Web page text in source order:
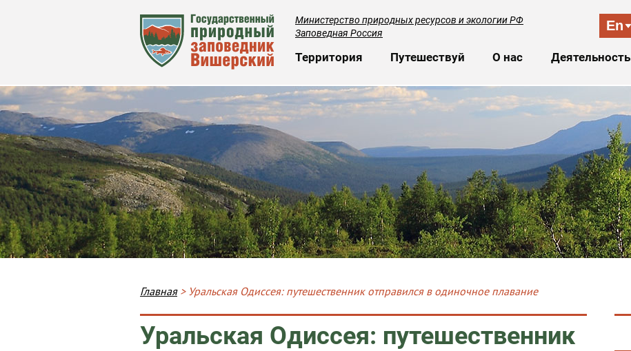
Министерство природных ресурсов и экологии РФ
Заповедная Россия
En
Основная навигация
Территория Путешествуй О нас Деятельность
Breadcrumb
Главная Уральская Одиссея: путешественник отправился в одиночное плавание
Уральская Одиссея: путешественник